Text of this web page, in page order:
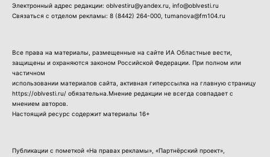
Электронный адрес редакции: oblvestiru@yandex.ru, info@oblvesti.ru
Связаться с отделом рекламы: 8 (8442) 264-000 , tumanova@fm104.ru
Все права на материалы, размещенные на сайте ИА Областные вести,
защищены и охраняются законом Российской Федерации. При полном или
частичном
использовании материалов сайта, активная гиперссылка на главную страницу
https://oblvesti.ru/ обязательна.Мнение редакции не всегда совпадает с
мнением авторов.
Настоящий ресурс содержит материалы 16+
Публикации с пометкой «На правах рекламы», «Партнёрский проект»,